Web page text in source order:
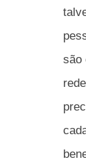
são